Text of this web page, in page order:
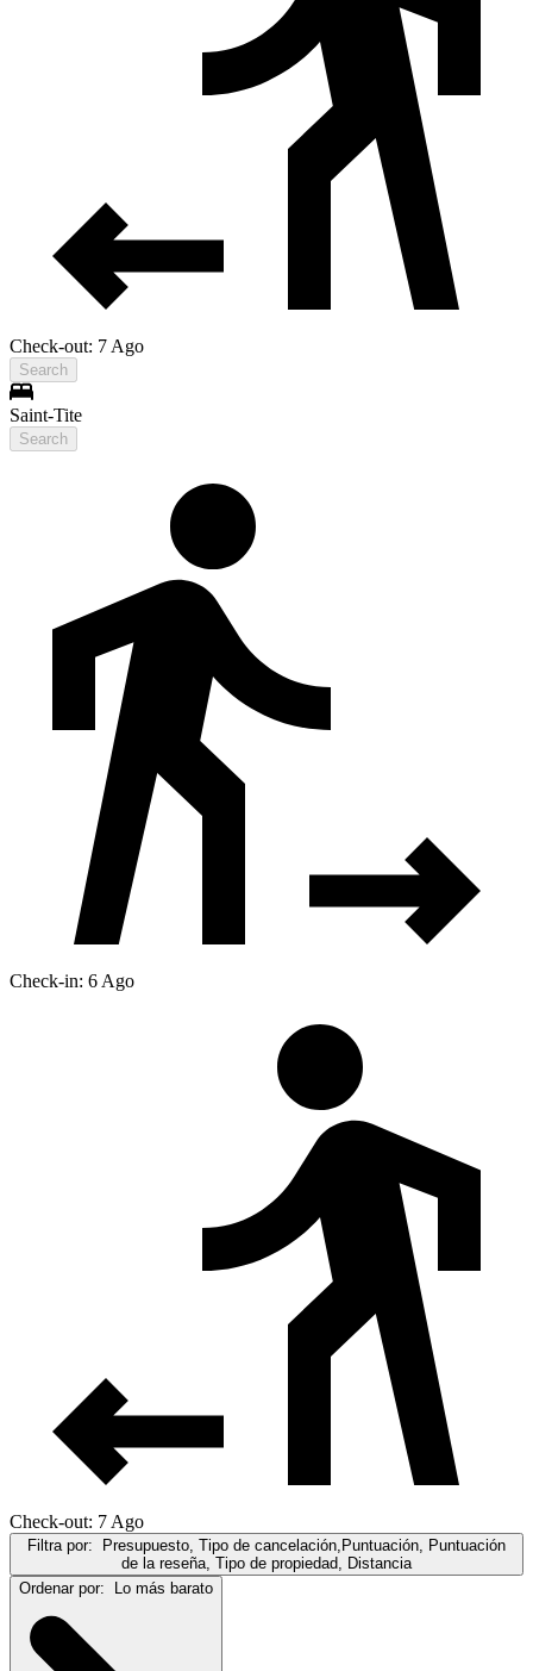
Check-out: 7 Ago
Search
Saint-Tite
Search
Check-in: 6 Ago
Check-out: 7 Ago
Filtra por: Presupuesto, Tipo de cancelación,Puntuación, Puntuación
de la reseña, Tipo de propiedad, Distancia
Ordenar por: Lo más barato